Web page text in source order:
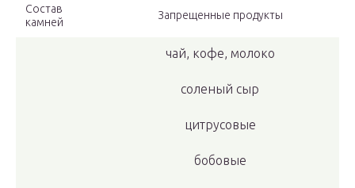
Состав
камней
Запрещенные продукты
чай, кофе, молоко
соленый сыр
цитрусовые
бобовые